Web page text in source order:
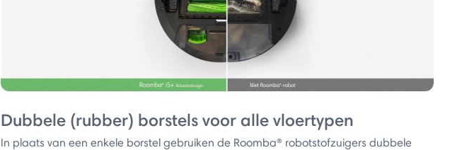
Dubbele (rubber) borstels voor alle vloertypen
In plaats van een enkele borstel gebruiken de Roomba® robotstofzuigers dubbele